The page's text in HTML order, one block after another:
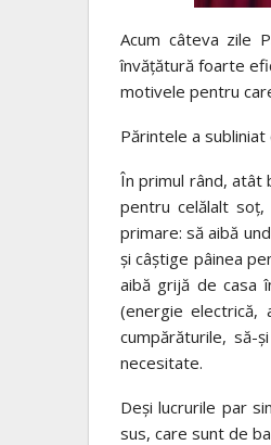
Acum câteva zile
învățătură foarte
motivele pentru
Părintele a
În primul rând, atât
pentru celălalt
primare: să aibă
și câștige pâinea
aibă grijă de casa
(energie electrică,
cumpărăturile, să-
necesitate.
Deși lucrurile par
sus, care sunt de